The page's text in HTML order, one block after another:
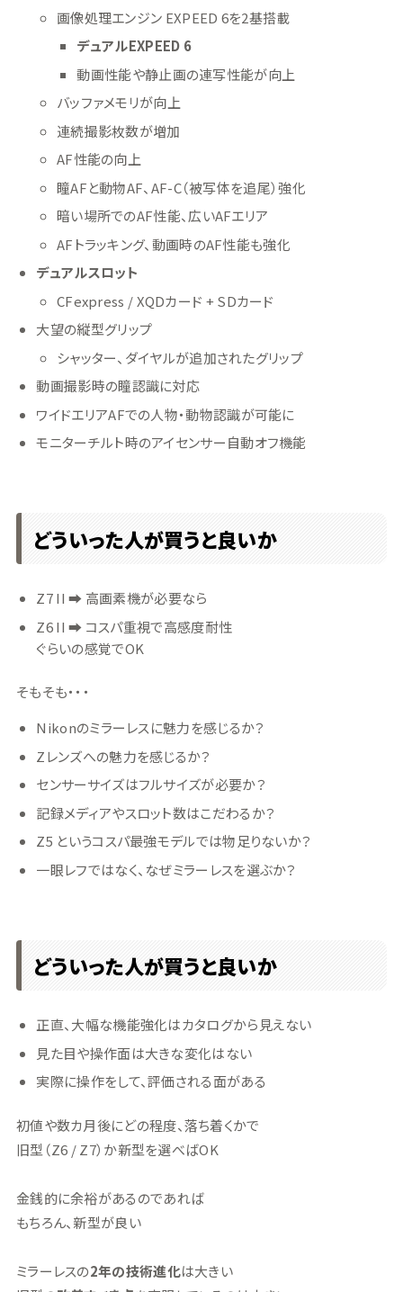
画像処理エンジン EXPEED 6を2基搭載
デュアルEXPEED 6
動画性能や静止画の連写性能が向上
バッファメモリが向上
連続撮影枚数が増加
AF性能の向上
瞳AFと動物AF、AF-C（被写体を追尾）強化
暗い場所でのAF性能、広いAFエリア
AFトラッキング、動画時のAF性能も強化
デュアルスロット
CFexpress / XQDカード + SDカード
大望の縦型グリップ
シャッター、ダイヤルが追加されたグリップ
動画撮影時の瞳認識に対応
ワイドエリアAFでの人物・動物認識が可能に
モニターチルト時のアイセンサー自動オフ機能
どういった人が買うと良いか
Z7 II ➡ 高画素機が必要なら
Z6 II ➡ コスパ重視で高感度耐性
ぐらいの感覚でOK
そもそも・・・
Nikonのミラーレスに魅力を感じるか？
Zレンズへの魅力を感じるか？
センサーサイズはフルサイズが必要か？
記録メディアやスロット数はこだわるか？
Z5 というコスパ最強モデルでは物足りないか？
一眼レフではなく、なぜミラーレスを選ぶか？
どういった人が買うと良いか
正直、大幅な機能強化はカタログから見えない
見た目や操作面は大きな変化はない
実際に操作をして、評価される面がある
初値や数カ月後にどの程度、落ち着くかで
旧型（Z6 / Z7）か新型を選べばOK
金銭的に余裕があるのであれば
もちろん、新型が良い
ミラーレスの2年の技術進化は大きい